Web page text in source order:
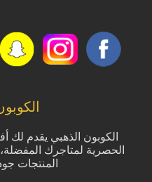
الكوبون الذهبي يقدم لك
الحصرية لمتاجرك
المنتجات